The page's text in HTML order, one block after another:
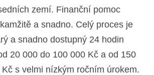
zemí. Finanční pomoc
a snadno. Celý proces je
a snadno dostupný 24 hodin
20 000 do 100 000 Kč a od 150
s velmi nízkým ročním úrokem.